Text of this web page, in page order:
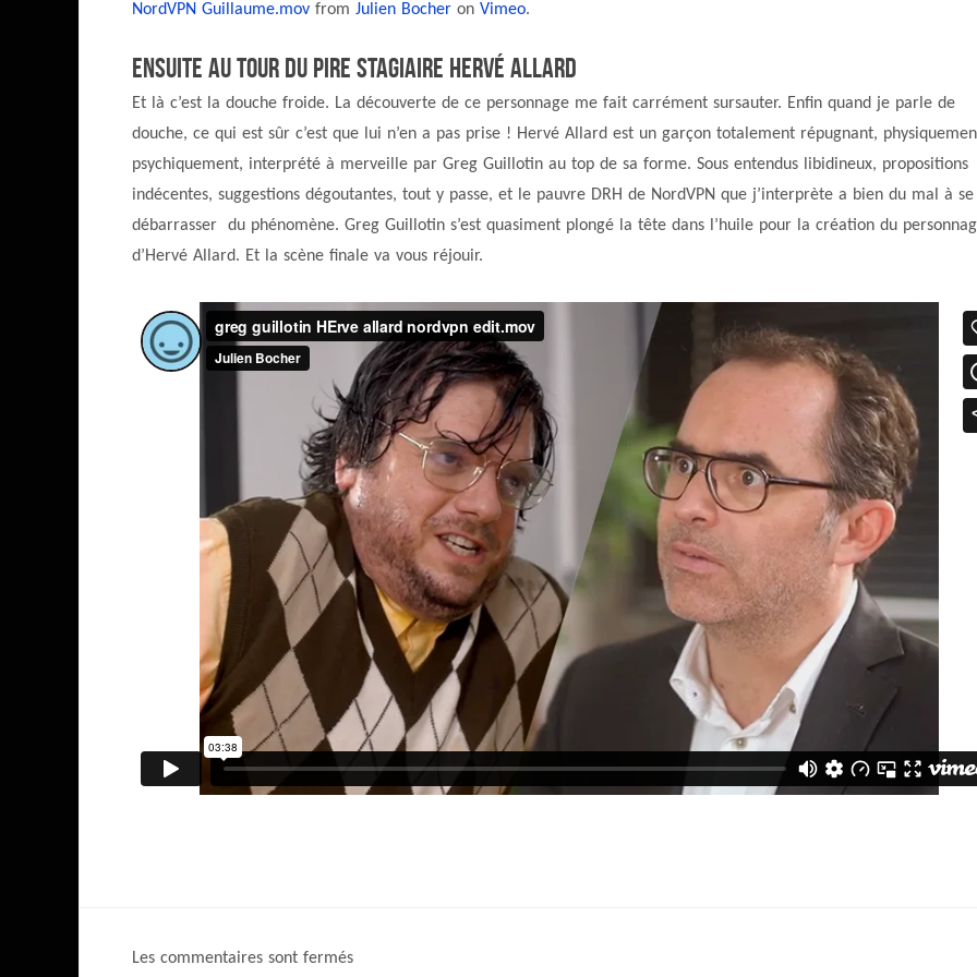
NordVPN Guillaume.mov from Julien Bocher on Vimeo.
Ensuite au tour du pire stagiaire Hervé Allard
Et là c’est la douche froide. La découverte de ce personnage me fait carrément sursauter. Enfin quand je parle de
douche, ce qui est sûr c’est que lui n’en a pas prise ! Hervé Allard est un garçon totalement répugnant,
psychiquement, interprété à merveille par Greg Guillotin au top de sa forme. Sous entendus libidineux, propositions
indécentes, suggestions dégoutantes, tout y passe, et le pauvre DRH de NordVPN que j’interprète a bien du mal à se
débarrasser du phénomène. Greg Guillotin s’est quasiment plongé la tête dans l’huile pour la création du
d’Hervé Allard. Et la scène finale va vous réjouir.
Les commentaires sont fermés